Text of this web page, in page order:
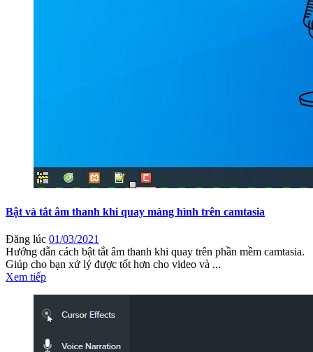
Bật và tắt âm thanh khi quay màng hình trên camtasia
Đăng lúc 01/03/2021
Hướng dẫn cách bật tắt âm thanh khi quay trên phần mềm camtasia.
Giúp cho bạn xử lý được tốt hơn cho video và ...
Xem tiếp